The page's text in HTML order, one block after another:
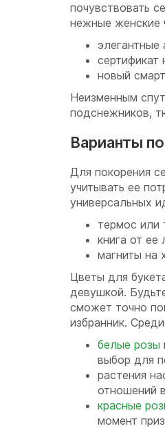
почувствовать
нежные женские
элегантные
новый
Неизменным
подснежников,
Варианты
Для покорения
учитывать ее
универсальных
термос или
книга от ее
магниты на
Цветы для
девушкой.
сможет точно
избранник.
белые розы
выбор для
растения
отношений
красные
момент